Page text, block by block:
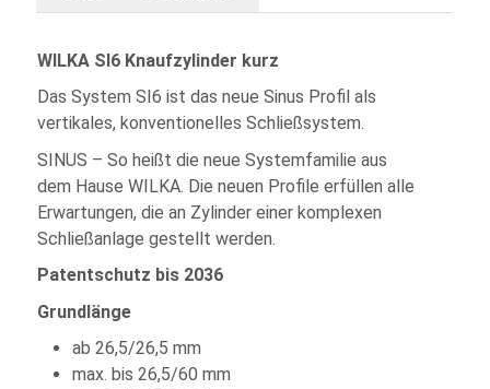
WILKA SI6 Knaufzylinder kurz
Das System SI6 ist das neue Sinus Profil als
vertikales, konventionelles Schließsystem.
SINUS – So heißt die neue Systemfamilie aus
dem Hause WILKA. Die neuen Profile erfüllen alle
Erwartungen, die an Zylinder einer komplexen
Schließanlage gestellt werden.
Patentschutz bis 2036
Grundlänge
ab 26,5/26,5 mm
max. bis 26,5/60 mm